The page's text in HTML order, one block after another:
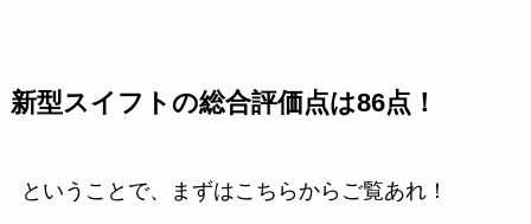
新型スイフトの総合評価点は86点！
ということで、まずはこちらからご覧あれ！